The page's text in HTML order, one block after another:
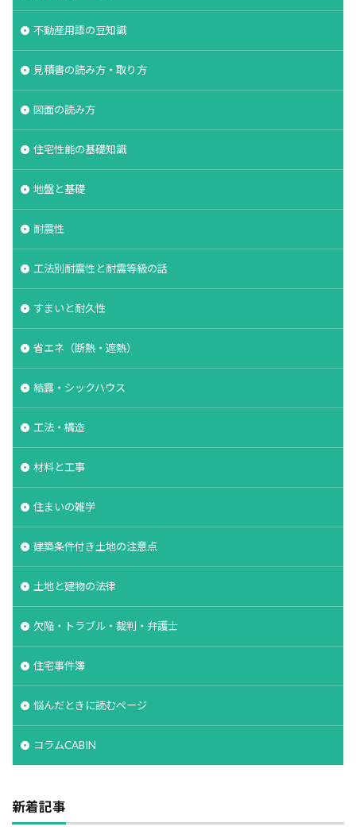
不動産用語の豆知識
見積書の読み方・取り方
図面の読み方
住宅性能の基礎知識
地盤と基礎
耐震性
工法別耐震性と耐震等級の話
すまいと耐久性
省エネ（断熱・遮熱）
結露・シックハウス
工法・構造
材料と工事
住まいの雑学
建築条件付き土地の注意点
土地と建物の法律
欠陥・トラブル・裁判・弁護士
住宅事件簿
悩んだときに読むページ
コラムCABIN
新着記事